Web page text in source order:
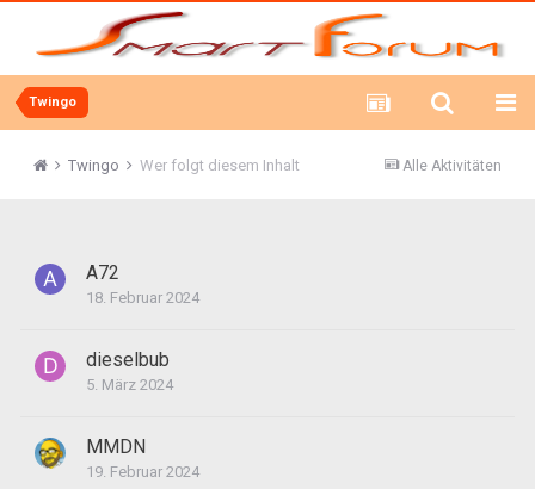
Twingo
Alle Aktivitäten
Twingo Wer folgt diesem Inhalt
A72
18. Februar 2024
dieselbub
5. März 2024
MMDN
19. Februar 2024